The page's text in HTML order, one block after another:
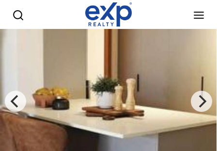
VENTA APARTAMENTO EN GAZCUE - eXp Realty